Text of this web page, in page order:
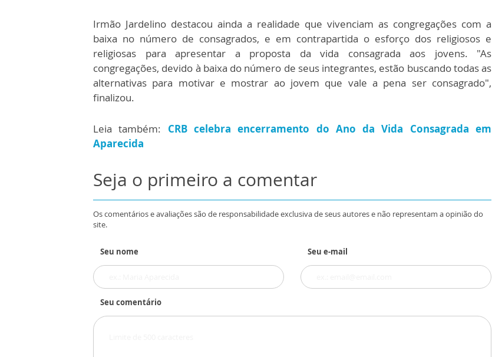
Irmão Jardelino destacou ainda a realidade que vivenciam as congregações com a
baixa no número de consagrados, e em contrapartida o esforço dos religiosos e
religiosas para apresentar a proposta da vida consagrada aos jovens. "As
congregações, devido à baixa do número de seus integrantes, estão buscando todas as
alternativas para motivar e mostrar ao jovem que vale a pena ser consagrado",
finalizou.
Leia também: CRB celebra encerramento do Ano da Vida Consagrada em
Aparecida
Seja o primeiro a comentar
Os comentários e avaliações são de responsabilidade exclusiva de seus autores e não representam a opinião do
site.
Seu nome Seu e-mail
Seu comentário